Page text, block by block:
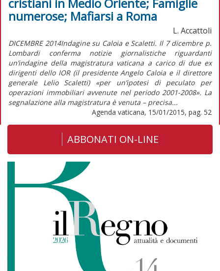
numerose; Mafiarsi a Roma
L. Accattoli
DICEMBRE 2014Indagine su Caloia e Scaletti. Il 7 dicembre p.
Lombardi conferma notizie giornalistiche riguardanti
un’indagine della magistratura vaticana a carico di due ex
dirigenti dello IOR (il presidente Angelo Caloia e il direttore
generale Lelio Scaletti) «per un’ipotesi di peculato per
operazioni immobiliari avvenute nel periodo 2001-2008». La
segnalazione alla magistratura è venuta – precisa...
Agenda vaticana, 15/01/2015, pag. 52
ABBONATI ON-LINE